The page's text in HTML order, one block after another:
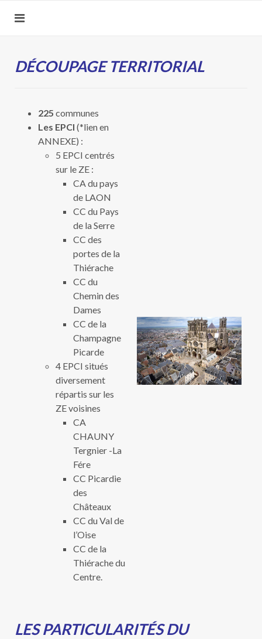
DÉCOUPAGE TERRITORIAL
225 communes
Les EPCI (*lien en
ANNEXE) :
5 EPCI centrés
sur le ZE :
CA du pays
de LAON
CC du Pays
de la Serre
CC des
portes de la
Thiérache
CC du
Chemin des
Dames
CC de la
Champagne
Picarde
4 EPCI situés
diversement
répartis sur les
ZE voisines
CA
CHAUNY
Tergnier -La
Fére
CC Picardie
des
Châteaux
CC du Val de
l’Oise
CC de la
Thiérache du
Centre.
LES PARTICULARITÉS DU